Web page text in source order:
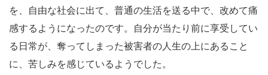
を、自由な社会に出て、普通の生活を送る中で、改めて痛
感するようになったのです。自分が当たり前に享受してい
る日常が、奪ってしまった被害者の人生の上にあること
に、苦しみを感じているようでした。